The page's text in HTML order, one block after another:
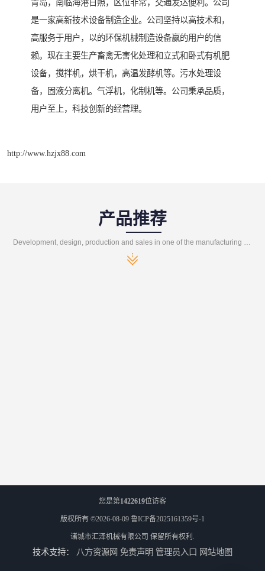
青岛，南临海港日照，区位非常，交通发达便利。公司
是一家高新技术设备制造企业。公司坚持以高技术和，
高服务于用户，以的环保机械制造设备赢的用户的信
赖。现在主要生产畜禽无害化处理和立式和卧式有机肥
设备，搅拌机，烘干机，高温发酵机等。污水处理设
备，固液分离机。气浮机，化制机等。公司秉承品质，
用户至上，科技创新的经营理。
http://www.hzjx88.com
产品推荐
您是第1422619位访客
版权所有 ©2026-08-09 鲁ICP备2025161359号-1
诸城市汇泽机械有限公司 保留所有权利.
技术支持： 八方资源网 免责声明 管理员入口 网站地图